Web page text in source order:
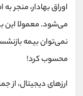
اوراق بهادار، منجر
می‌شود. معمولا این
نمی‌توان بیمه
محسوب کرد!
ارزهای دیجیتال، از